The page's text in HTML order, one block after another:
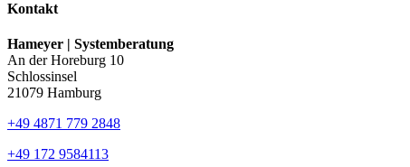
Kontakt
Hameyer | Systemberatung
An der Horeburg 10
Schlossinsel
21079 Hamburg
+49 4871 779 2848
+49 172 9584113